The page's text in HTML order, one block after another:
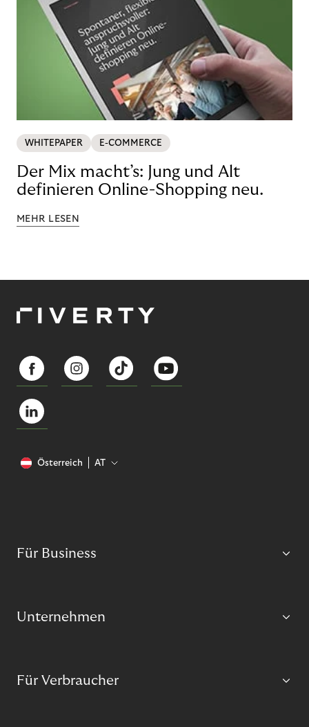
WHITEPAPER E-COMMERCE
Der Mix macht’s: Jung und Alt
definieren Online-Shopping neu.
MEHR LESEN
Österreich AT
Für Business
Unternehmen
Für Verbraucher